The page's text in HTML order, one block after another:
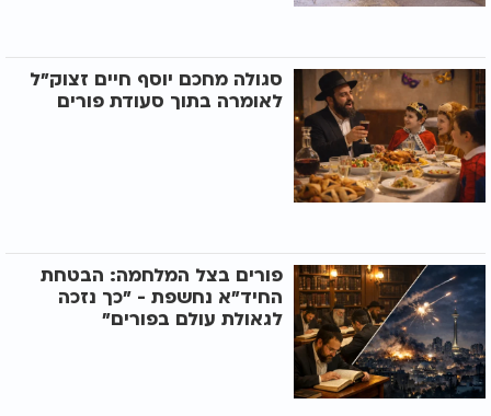
סגולה מחכם יוסף חיים זצוק"ל
לאומרה בתוך סעודת פורים
פורים בצל המלחמה: הבטחת
החיד"א נחשפת - "כך נזכה
לגאולת עולם בפורים"